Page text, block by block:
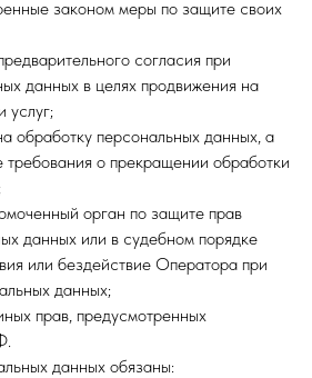
законом меры по защите своих
согласия при
данных в целях продвижения на
услуг;
обработку персональных данных, а
требования о прекращении обработки
орган по защите прав
данных или в судебном порядке
или бездействие Оператора при
данных;
прав, предусмотренных
данных обязаны: